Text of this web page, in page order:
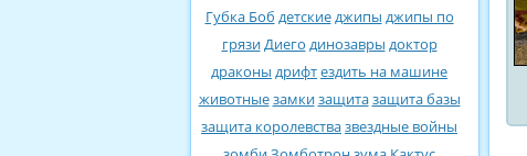
Губка Боб детскиеджипы джипы по
грязиДиего динозавры доктор
драконы дрифтездить на машине
животныезамкизащитазащита базы
защита королевствазвездные войны